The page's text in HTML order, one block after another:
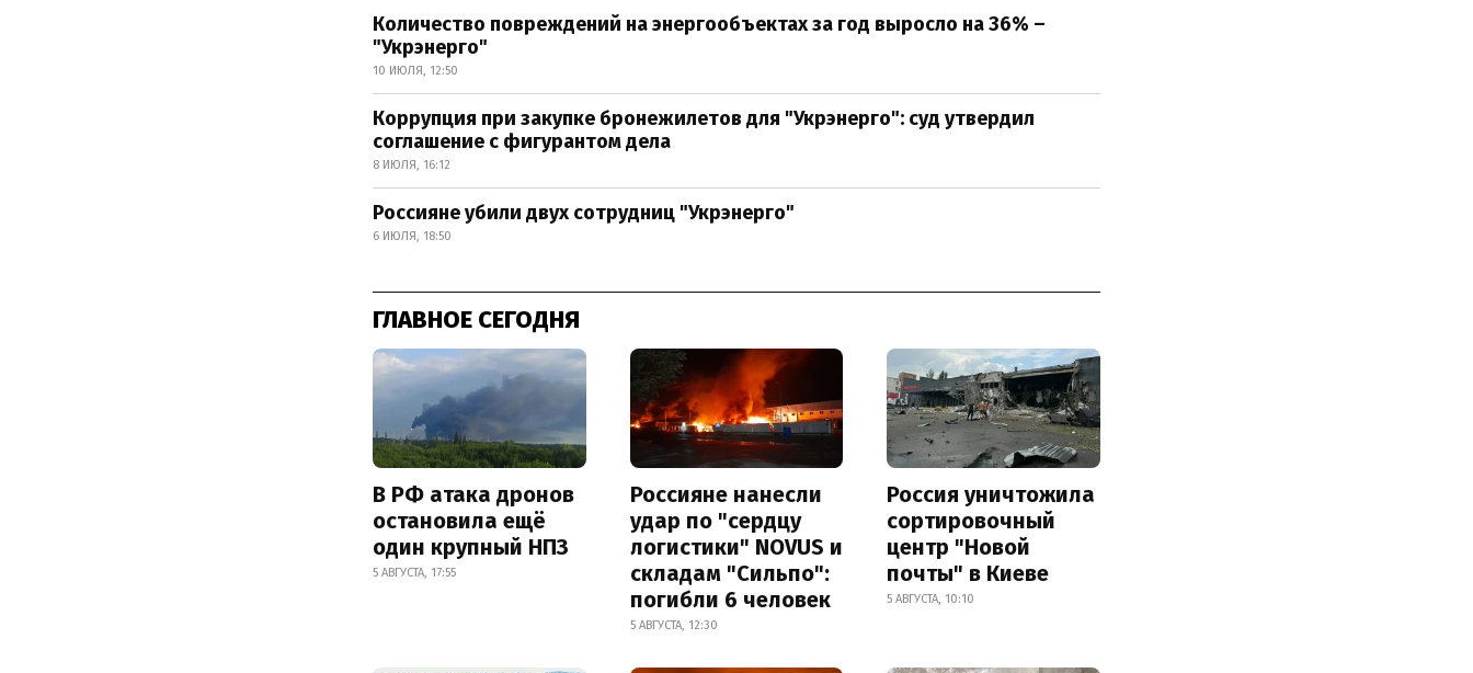
Количество повреждений на энергообъектах за год выросло на 36% –
"Укрэнерго"
10 ИЮЛЯ, 12:50
Коррупция при закупке бронежилетов для "Укрэнерго": суд утвердил
соглашение с фигурантом дела
8 ИЮЛЯ, 16:12
Россияне убили двух сотрудниц "Укрэнерго"
6 ИЮЛЯ, 18:50
ГЛАВНОЕ СЕГОДНЯ
В РФ атака дронов
остановила ещё
один крупный НПЗ
5 АВГУСТА, 17:55
Россияне нанесли
удар по "сердцу
логистики" NOVUS и
складам "Сильпо":
погибли 6 человек
5 АВГУСТА, 12:30
Россия уничтожила
сортировочный
центр "Новой
почты" в Киеве
5 АВГУСТА, 10:10